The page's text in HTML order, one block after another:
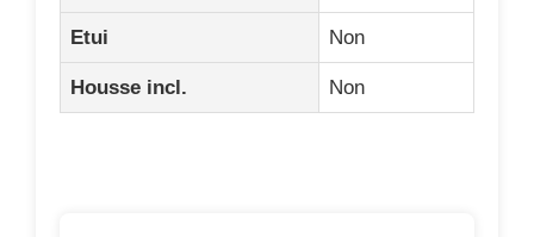
Etui Non
Housse incl. Non